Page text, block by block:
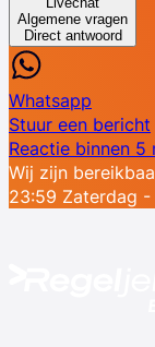
Algemene vragen
Direct antwoord
Whatsapp
Stuur een bericht
Reactie binnen 5
Wij zijn
23:59 Zaterdag -